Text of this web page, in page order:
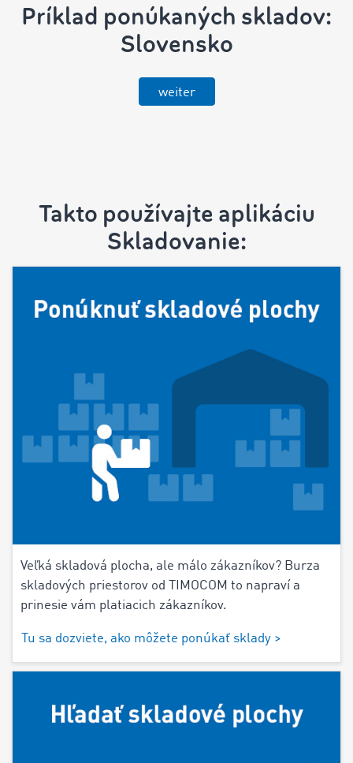
Príklad ponúkaných skladov:
Slovensko
weiter
Takto používajte aplikáciu
Skladovanie:
Veľká skladová plocha, ale málo zákazníkov? Burza
skladových priestorov od TIMOCOM to napraví a
prinesie vám platiacich zákazníkov.
Tu sa dozviete, ako môžete ponúkať sklady >